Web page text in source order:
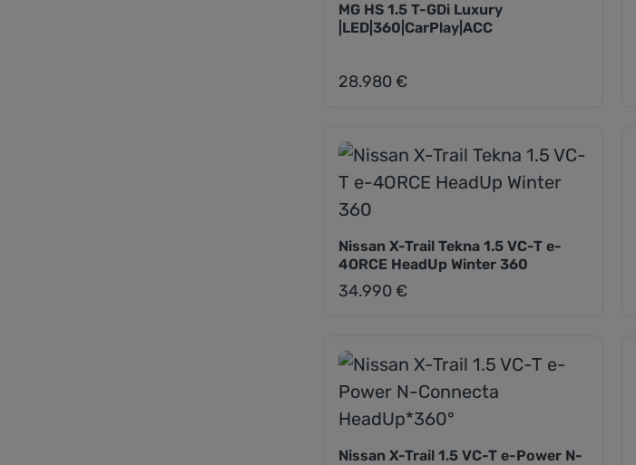
MG HS 1.5 T-GDi Luxury
|LED|360|CarPlay|ACC
Regulärer Preis:
28.980 €
Nissan X-Trail Tekna 1.5 VC-T e-
4ORCE HeadUp Winter 360
Regulärer Preis:
34.990 €
Nissan X-Trail 1.5 VC-T e-Power N-